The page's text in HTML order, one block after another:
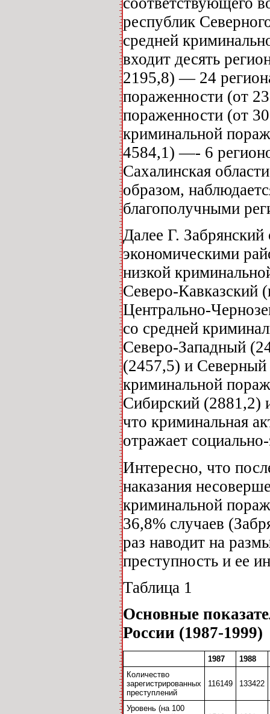
республик
средней
входит десять
2195,8) — 24
пораженности (от
пораженности (от
криминальной
4584,1) —- 6
Сахалинская
образом,
благополучными
Далее Г.
экономическими
низкой
Северо-Кавказский
Центрально-
со средней
Северо-Западный
(2457,5) и
криминальной
Сибирский (2881,2)
что криминальная
отражает
Интересно, что
наказания
криминальной
36,8% случаев
раз наводит на
преступность и ее
Таблица 1
Основные
России (1987-1999)
1987
1988
Количество
зарегистрированных
преступлений
116149 133422
Уровень (на 100